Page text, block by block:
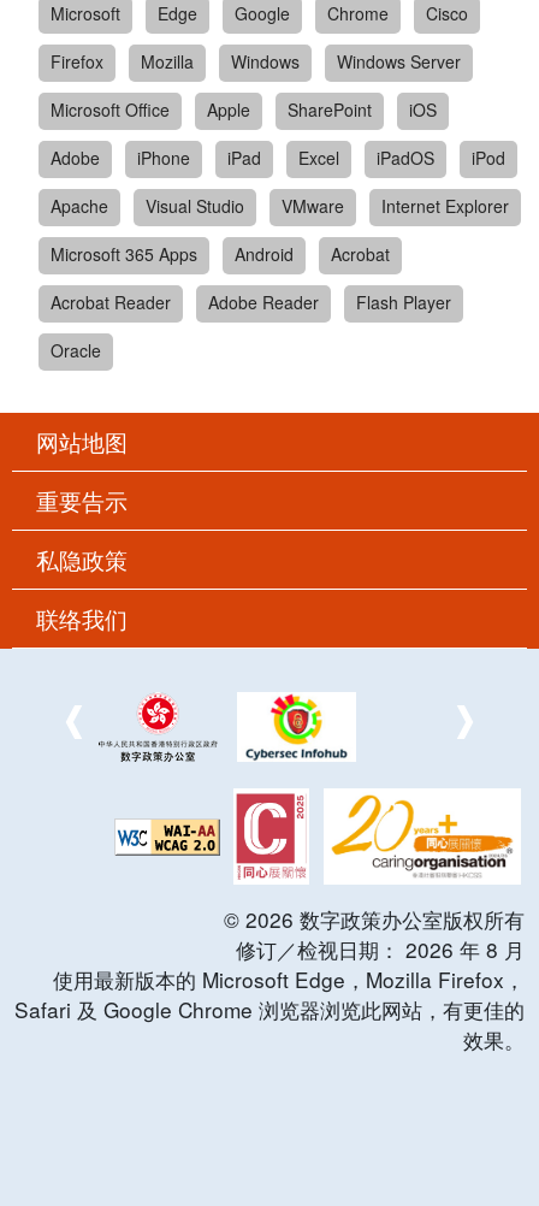
Microsoft Edge Google Chrome
Cisco
Firefox
Mozilla Windows
Windows Server
Microsoft Office
Apple SharePoint
iOS
Adobe
iPhone iPad Excel iPadOS
iPod
Apache
Visual Studio VMware
Internet Explorer
Microsoft 365 Apps
Android
Acrobat
Acrobat Reader
Adobe Reader
Flash Player
Oracle
网站地图
重要告示
私隐政策
联络我们
© 2026 数字政策办公室版权所有
修订／检视日期： 2026 年 8 月
使用最新版本的 Microsoft Edge，Mozilla Firefox，
Safari 及 Google Chrome 浏览器浏览此网站，有更佳的
效果。